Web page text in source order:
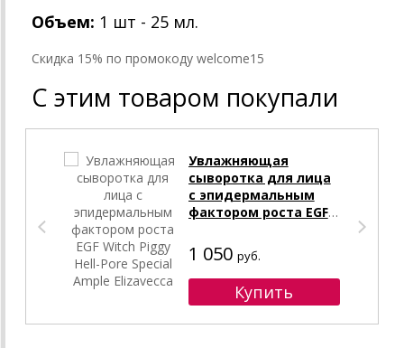
Объем: 1 шт - 25 мл.
Cкидка 15% по промокоду welcome15
С этим товаром покупали
Увлажняющая
сыворотка для лица
с эпидермальным
фактором роста EGF
Special Ample
Elizavecca
1 050 руб.